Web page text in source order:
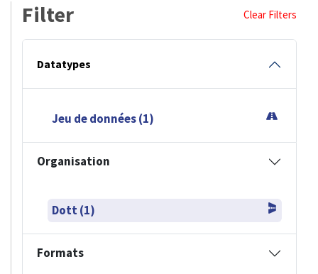
Filter Clear Filters
Datatypes
Jeu de données (1)
Organisation
Dott (1)
Formats